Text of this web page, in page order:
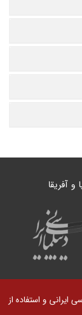
و آفریقا
و استفاده از